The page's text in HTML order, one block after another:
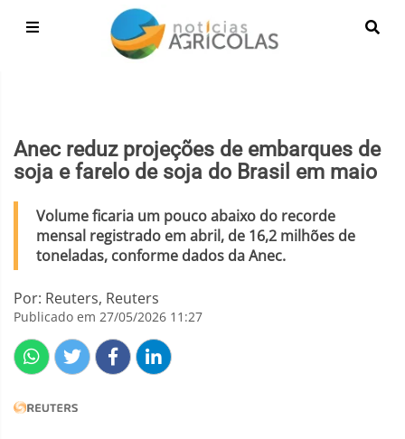
Anec reduz projeções de embarques de
soja e farelo de soja do Brasil em maio
Volume ficaria um pouco abaixo do recorde
mensal registrado em abril, de 16,2 milhões de
toneladas, conforme dados da Anec.
Por: Reuters, Reuters
Publicado em 27/05/2026 11:27